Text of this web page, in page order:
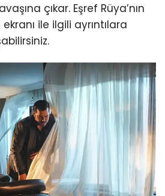
çıkar. Eşref Rüya’nın
ile ilgili ayrıntılara